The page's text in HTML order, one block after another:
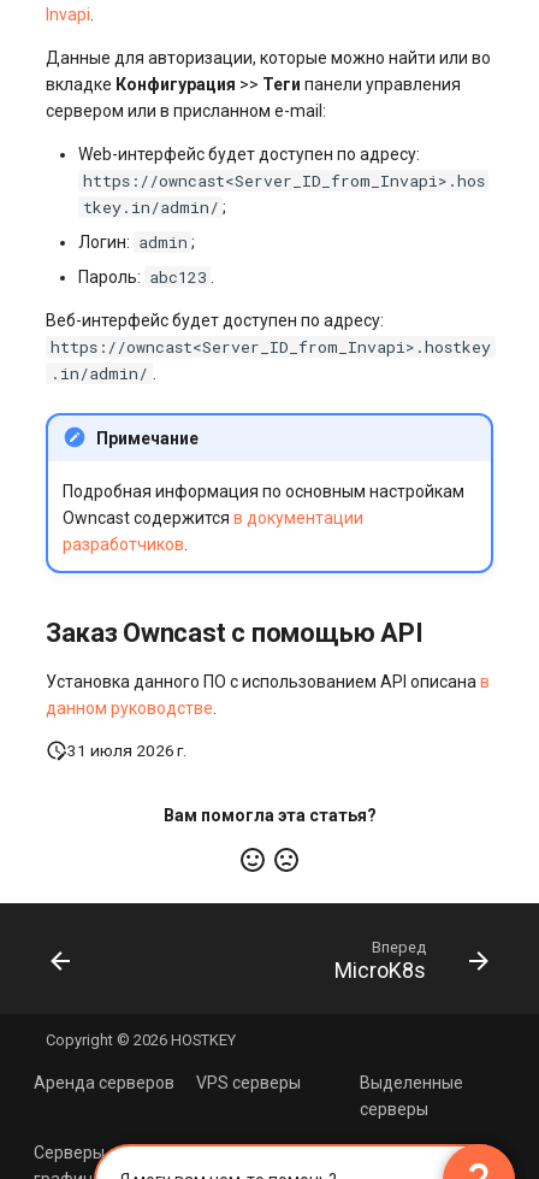
Invapi
Данные для авторизации, которые можно найти или во
вкладке Конфигурация >> Теги панели управления
сервером или в присланном e-mail:
Web-интерфейс будет доступен по адресу:
https://owncast<Server_ID_from_Invapi>.hos
tkey.in/admin/ ;
Логин: admin ;
Пароль: abc123
Веб-интерфейс будет доступен по адресу:
https://owncast<Server_ID_from_Invapi>.hostkey
.in/admin/
Примечание
Подробная информация по основным настройкам
Owncast содержится в документации
разработчиков
Заказ Owncast с помощью API
Установка данного ПО с использованием API описанав
данном руководстве
31 июля 2026 г.
Вам помогла эта статья?
Вперед
MicroK8s
Copyright © 2026 HOSTKEY
Аренда серверов VPS серверы
Выделенные
серверы
Серверы с
Cерверы с
Хостинг с Linux ×